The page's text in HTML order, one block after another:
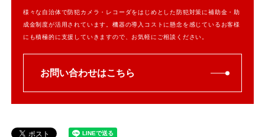
様々な自治体で防犯カメラ・レコーダをはじめとした防犯対策に補助金・助
成金制度が活用されています。機器の導入コストに懸念を感じているお客様
にも積極的に支援していきますので、お気軽にご相談ください。
お問い合わせはこちら